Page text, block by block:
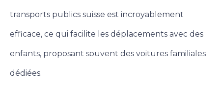
transports publics suisse est incroyablement
efficace, ce qui facilite les déplacements avec des
enfants, proposant souvent des voitures familiales
dédiées.